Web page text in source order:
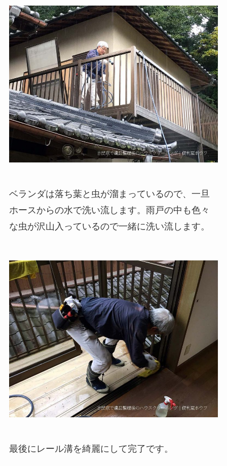
ベランダは落ち葉と虫が溜まっているので、一旦
ホースからの水で洗い流します。雨戸の中も色々
な虫が沢山入っているので一緒に洗い流します。
最後にレール溝を綺麗にして完了です。